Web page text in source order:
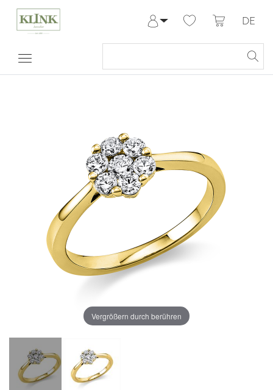
Meine Bestellungen
DE
Vergrößern durch berühren